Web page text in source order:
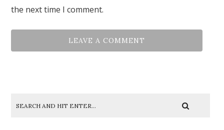
the next time I comment.